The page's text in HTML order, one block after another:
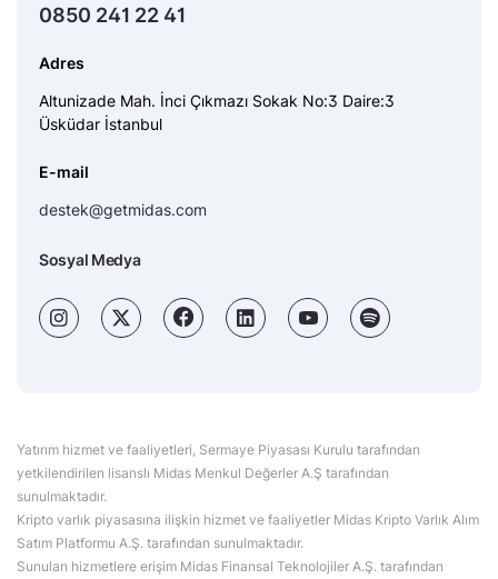
0850 241 22 41
Adres
Altunizade Mah. İnci Çıkmazı Sokak No:3 Daire:3
Üsküdar İstanbul
E-mail
destek@getmidas.com
Sosyal Medya
Yatırım hizmet ve faaliyetleri, Sermaye Piyasası Kurulu tarafından
yetkilendirilen lisanslı Midas Menkul Değerler A.Ş tarafından
sunulmaktadır.
Kripto varlık piyasasına ilişkin hizmet ve faaliyetler Midas Kripto Varlık Alım
Satım Platformu A.Ş. tarafından sunulmaktadır.
Sunulan hizmetlere erişim Midas Finansal Teknolojiler A.Ş. tarafından